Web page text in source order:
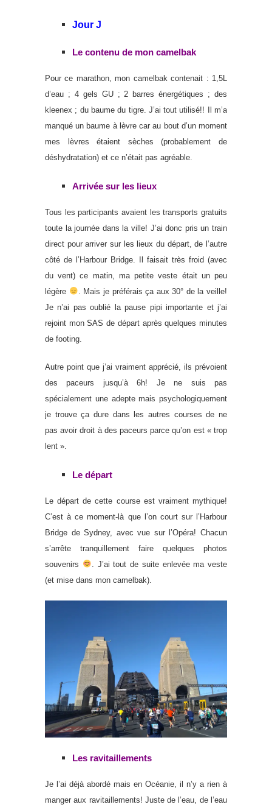
Jour J
Le contenu de mon camelbak
Pour ce marathon, mon camelbak contenait : 1,5L
d’eau ; 4 gels GU ; 2 barres énergétiques ; des
kleenex ; du baume du tigre. J’ai tout utilisé!! Il m’a
manqué un baume à lèvre car au bout d’un moment
mes lèvres étaient sèches (probablement de
déshydratation) et ce n’était pas agréable.
Arrivée sur les lieux
Tous les participants avaient les transports gratuits
toute la journée dans la ville! J’ai donc pris un train
direct pour arriver sur les lieux du départ, de l’autre
côté de l’Harbour Bridge. Il faisait très froid (avec
du vent) ce matin, ma petite veste était un peu
légère
. Mais je préférais ça aux 30° de la veille!
Je n’ai pas oublié la pause pipi importante et j’ai
rejoint mon SAS de départ après quelques minutes
de footing.
Autre point que j’ai vraiment apprécié, ils prévoient
des paceurs jusqu’à 6h! Je ne suis pas
spécialement une adepte mais psychologiquement
je trouve ça dure dans les autres courses de ne
pas avoir droit à des paceurs parce qu’on est « trop
lent ».
Le départ
Le départ de cette course est vraiment mythique!
C’est à ce moment-là que l’on court sur l’Harbour
Bridge de Sydney, avec vue sur l’Opéra! Chacun
s’arrête tranquillement faire quelques photos
souvenirs
. J’ai tout de suite enlevée ma veste
(et mise dans mon camelbak).
Les ravitaillements
Je l’ai déjà abordé mais en Océanie, il n’y a rien à
manger aux ravitaillements! Juste de l’eau, de l’eau